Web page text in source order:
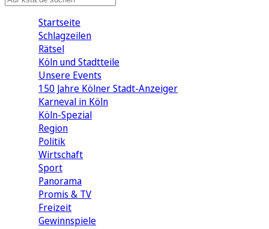
Startseite
Schlagzeilen
Rätsel
Köln und Stadtteile
Unsere Events
150 Jahre Kölner Stadt-Anzeiger
Karneval in Köln
Köln-Spezial
Region
Politik
Wirtschaft
Sport
Panorama
Promis & TV
Freizeit
Gewinnspiele